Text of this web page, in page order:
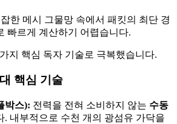
한 메시 그물망 속에서 패킷의 최단 경
빠르게 계산하기 어렵습니다.
지 핵심 독자 기술로 극복했습니다.
핵심 기술
박스): 전력을 전혀 소비하지 않는 수동
. 내부적으로 수천 개의 광섬유 가닥을